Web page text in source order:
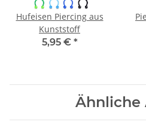
Hufeisen Piercing aus
Kunststoff
5,95 € *
Ähnliche